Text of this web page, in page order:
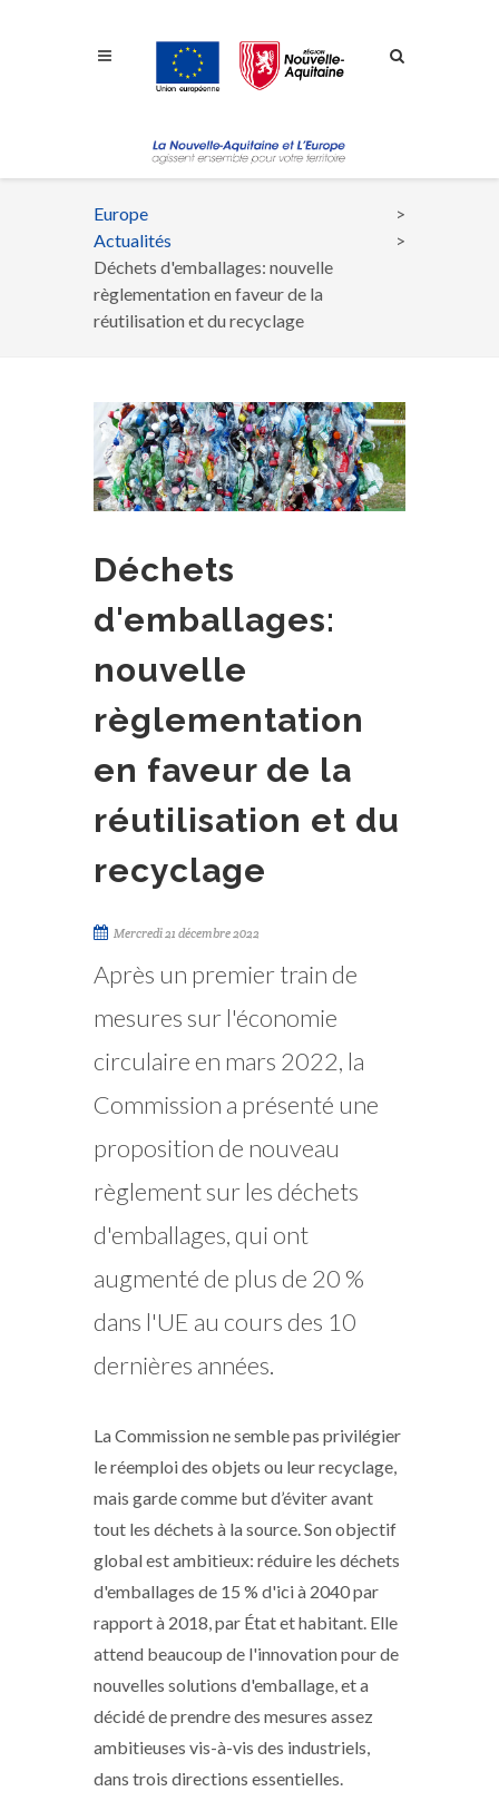
Fil
d'Ariane
Europe
Actualités
Déchets d'emballages: nouvelle
règlementation en faveur de la
réutilisation et du recyclage
Déchets
d'emballages:
nouvelle
règlementation
en faveur de la
réutilisation et du
recyclage
Mercredi 21 décembre 2022
Après un premier train de
mesures sur l'économie
circulaire en mars 2022, la
Commission a présenté une
proposition de nouveau
règlement sur les déchets
d'emballages, qui ont
augmenté de plus de 20 %
dans l'UE au cours des 10
dernières années.
La Commission ne semble pas privilégier
le réemploi des objets ou leur recyclage,
mais garde comme but d’éviter avant
tout les déchets à la source. Son objectif
global est ambitieux: réduire les déchets
d'emballages de 15 % d'ici à 2040 par
rapport à 2018, par État et habitant. Elle
attend beaucoup de l'innovation pour de
nouvelles solutions d'emballage, et a
décidé de prendre des mesures assez
ambitieuses vis-à-vis des industriels,
dans trois directions essentielles.